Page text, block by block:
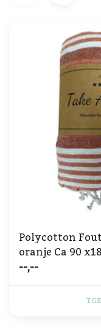
Polycotton
oranje Ca 90
--,--